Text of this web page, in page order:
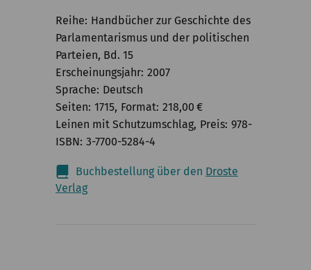
Reihe Handbücher zur Geschichte des
Parlamentarismus und der politischen
Parteien, Bd. 15
Erscheinungsjahr 2007
Sprache Deutsch
Seiten 1715 Format
Leinen mit Schutzumschlag Preis
218,00 €
ISBN
978-
3-7700-5284-4
Buchbestellung über den Droste
Verlag